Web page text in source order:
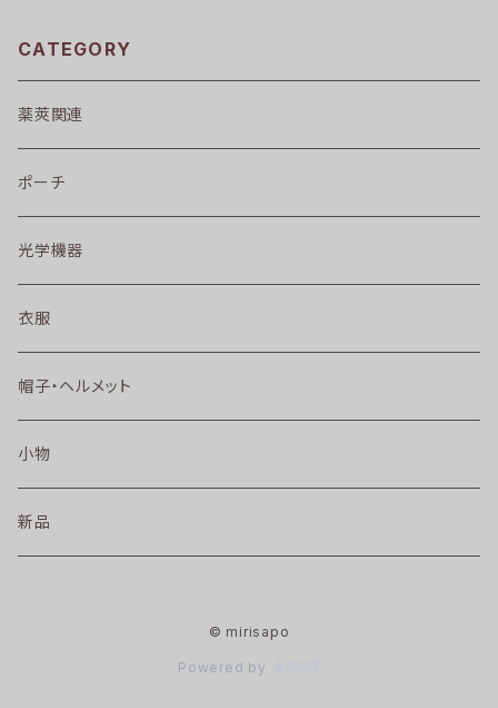
CATEGORY
薬莢関連
ポーチ
光学機器
衣服
帽子・ヘルメット
小物
新品
© mirisapo
Powered by